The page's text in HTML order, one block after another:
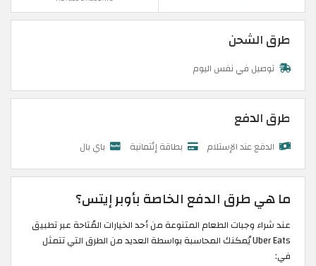
طرق الشحن
توصيل في نفس اليوم
طرق الدفع
الدفع عند الإستلام بطاقة إئتمانية باي بال
ما هي طرق الدفع الخاصة بأوبر إيتس؟
عند شراء وجبات الطعام المتنوعة من أحد الخيارات المُتاحة عبر تطبيق
Uber Eats يُمكنك المحاسبة بواسطة العديد من الطرق التي تتمثل
في: